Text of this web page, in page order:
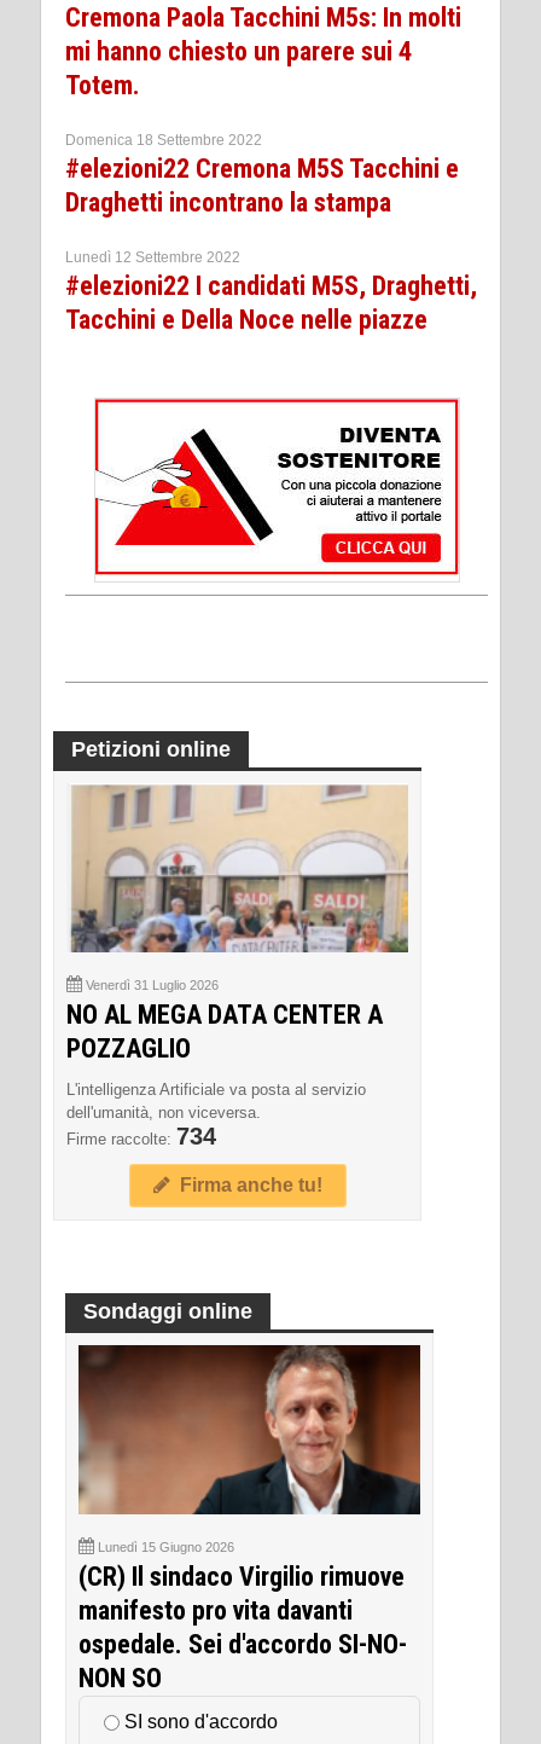
Cremona Paola Tacchini M5s: In molti
mi hanno chiesto un parere sui 4
Totem.
Domenica 18 Settembre 2022
#elezioni22 Cremona M5S Tacchini e
Draghetti incontrano la stampa
Lunedì 12 Settembre 2022
#elezioni22 I candidati M5S, Draghetti,
Tacchini e Della Noce nelle piazze
Petizioni online
Venerdì 31 Luglio 2026
NO AL MEGA DATA CENTER A
POZZAGLIO
L'intelligenza Artificiale va posta al servizio
dell'umanità, non viceversa.
Firme raccolte: 734
Firma anche tu!
Sondaggi online
Lunedì 15 Giugno 2026
(CR) Il sindaco Virgilio rimuove
manifesto pro vita davanti
ospedale. Sei d'accordo SI-NO-
NON SO
SI sono d'accordo